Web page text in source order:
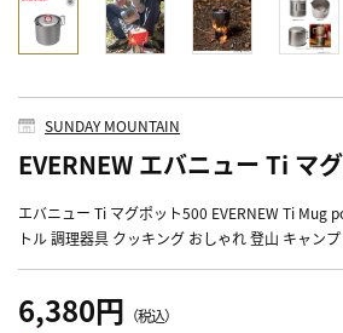
SUNDAY MOUNTAIN
EVERNEW エバニュー Ti マ
エバニュー Ti マグポット500 EVERNEW Ti Mug
トル 調理器具 クッキング おしゃれ 登山 キャン
6,380円 （税込）